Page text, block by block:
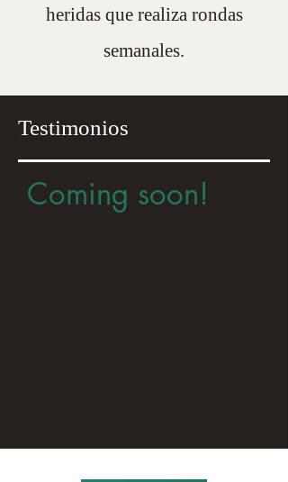
heridas que realiza rondas
semanales.
Testimonios
Coming soon!